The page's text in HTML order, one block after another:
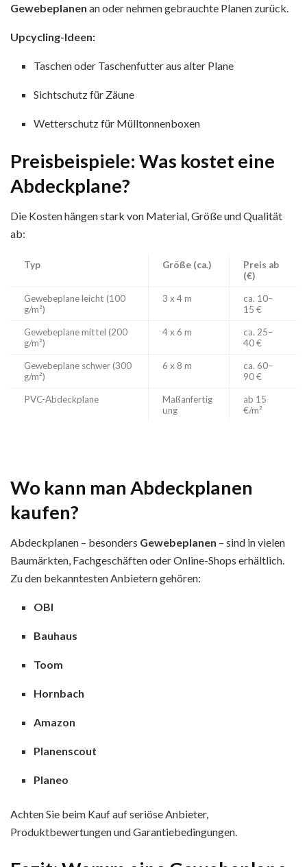
Gewebeplanen an oder nehmen gebrauchte Planen zurück.
Upcycling-Ideen:
Taschen oder Taschenfutter aus alter Plane
Sichtschutz für Zäune
Wetterschutz für Mülltonnenboxen
Preisbeispiele: Was kostet eine
Abdeckplane?
Die Kosten hängen stark von Material, Größe und Qualität
ab:
Typ Größe (ca.)
Preis ab
(€)
Gewebeplane leicht (100
g/m²)
3 x 4 m
ca. 10–
15 €
Gewebeplane mittel (200
g/m²)
4 x 6 m
ca. 25–
40 €
Gewebeplane schwer (300
g/m²)
6 x 8 m
ca. 60–
90 €
PVC-Abdeckplane
Maßanfertig
ung
ab 15
€/m²
Wo kann man Abdeckplanen
kaufen?
Abdeckplanen – besonders Gewebeplanen – sind in vielen
Baumärkten, Fachgeschäften oder Online-Shops erhältlich.
Zu den bekanntesten Anbietern gehören:
OBI
Bauhaus
Toom
Hornbach
Amazon
Planenscout
Planeo
Achten Sie beim Kauf auf seriöse Anbieter,
Produktbewertungen und Garantiebedingungen.